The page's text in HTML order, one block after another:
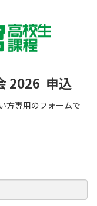
2026 申込
方専用のフォームで